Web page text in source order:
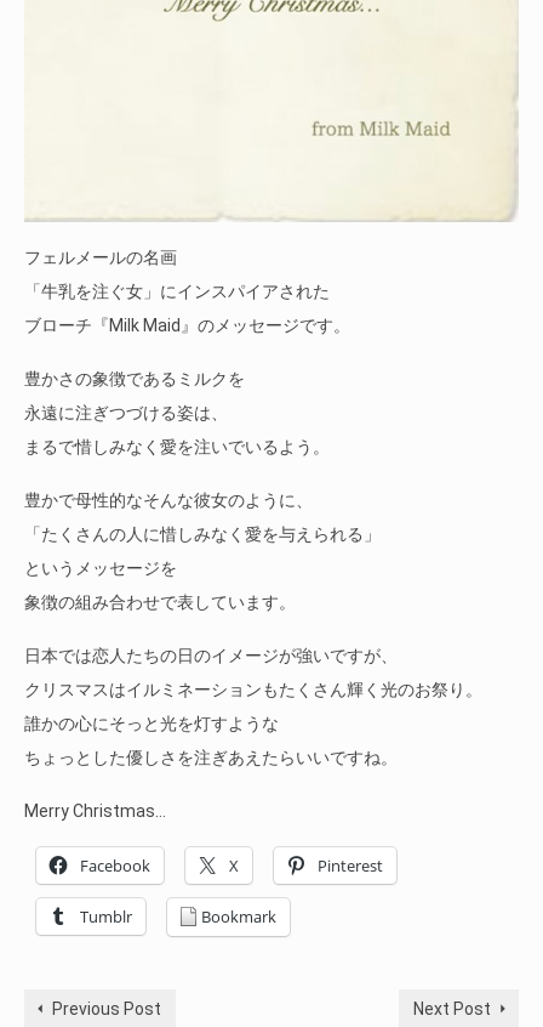
フェルメールの名画
「牛乳を注ぐ女」にインスパイアされた
ブローチ『Milk Maid』のメッセージです。
豊かさの象徴であるミルクを
永遠に注ぎつづける姿は、
まるで惜しみなく愛を注いでいるよう。
豊かで母性的なそんな彼女のように、
「たくさんの人に惜しみなく愛を与えられる」
というメッセージを
象徴の組み合わせで表しています。
日本では恋人たちの日のイメージが強いですが、
クリスマスはイルミネーションもたくさん輝く光のお祭り。
誰かの心にそっと光を灯すような
ちょっとした優しさを注ぎあえたらいいですね。
Merry Christmas…
Facebook X Pinterest
Tumblr Bookmark
Previous Post Next Post